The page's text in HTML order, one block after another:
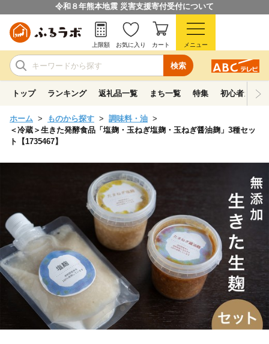
令和８年熊本地震 災害支援寄付受付について
検索
上限額 お気に入り カート メニュー
トップ ランキング 返礼品一覧 まち一覧 特集 初心者ガイド
ホーム ものから探す
調味料・油
＜冷蔵＞生きた発酵食品「塩麹・玉ねぎ塩麹・玉ねぎ醤油麹」3種セッ
ト【1735467】